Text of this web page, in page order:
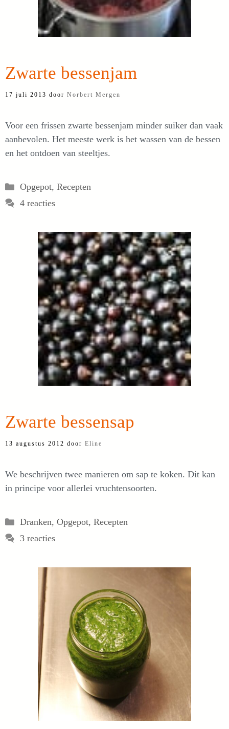
Zwarte bessenjam
17 juli 2013 door Norbert Mergen
Voor een frissen zwarte bessenjam minder suiker dan vaak
aanbevolen. Het meeste werk is het wassen van de bessen
en het ontdoen van steeltjes.
Categorieën
Opgepot, Recepten
4 reacties
Zwarte bessensap
13 augustus 2012 door Eline
We beschrijven twee manieren om sap te koken. Dit kan
in principe voor allerlei vruchtensoorten.
Categorieën
Dranken, Opgepot, Recepten
3 reacties